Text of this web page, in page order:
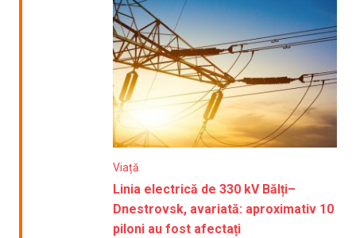
Viață
Linia electrică de 330 kV Bălți–
Dnestrovsk, avariată: aproximativ 10
piloni au fost afectați